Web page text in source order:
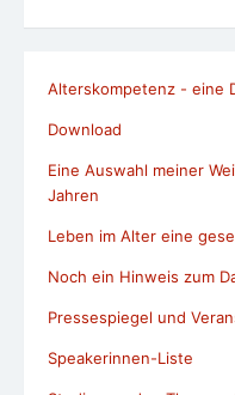
Alterskompetenz - eine
Download
Eine Auswahl meiner
Jahren
Leben im Alter eine
Noch ein Hinweis zum
Pressespiegel und
Speakerinnen-Liste